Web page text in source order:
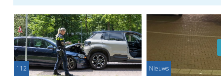
112 Nieuws